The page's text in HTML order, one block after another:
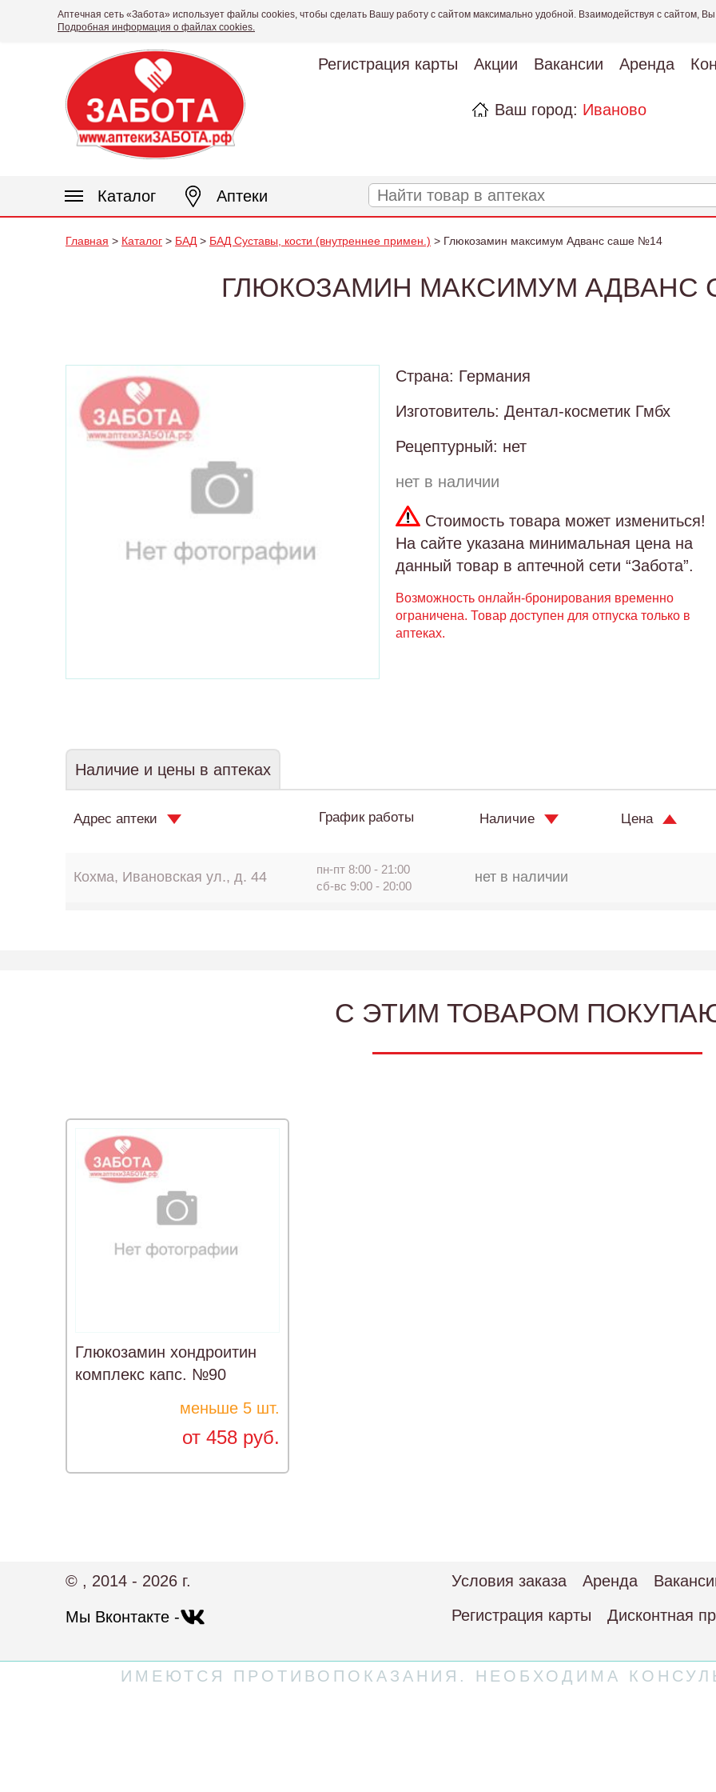
Аптечная сеть «Забота» использует файлы cookies, чтобы сделать Вашу работу с сайтом максимально удобной. Взаимодействуя с сайтом,
Подробная информация о файлах cookies.
Регистрация карты Акции Вакансии Аренда
Ваш город: Иваново
Каталог Аптеки
Главная > Каталог > БАД > БАД Суставы, кости (внутреннее примен.) > Глюкозамин максимум Адванс саше №14
ГЛЮКОЗАМИН МАКСИМУМ АДВАНС
Страна: Германия
Изготовитель: Дентал-косметик Гмбх
Рецептурный: нет
нет в наличии
Стоимость товара может измениться!
На сайте указана минимальная цена на
данный товар в аптечной сети “Забота”.
Возможность онлайн-бронирования временно
ограничена. Товар доступен для отпуска только в
аптеках.
Наличие и цены в аптеках
Адрес аптеки График работы Наличие Цена
Кохма, Ивановская ул., д. 44
пн-пт 8:00 - 21:00
сб-вс 9:00 - 20:00
нет в наличии
C ЭТИМ ТОВАРОМ
Глюкозамин хондроитин
комплекс капс. №90
меньше 5 шт.
от 458 руб.
© , 2014 - 2026 г.
Мы Вконтакте -
Условия заказа Аренда
Регистрация карты
Дисконтная
ИМЕЮТСЯ ПРОТИВОПОКАЗАНИЯ. НЕОБХОДИМА